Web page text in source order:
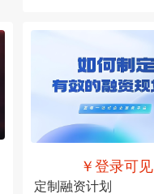
售价 ￥登录可见
￥登录可见
定制融资计划